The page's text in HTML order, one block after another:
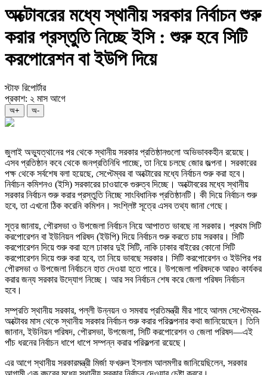
অক্টোবরের মধ্যে স্থানীয় সরকার নির্বাচন শুরু
করার প্রস্তুতি নিচ্ছে ইসি : শুরু হবে সিটি
করপোরেশন বা ইউপি দিয়ে
স্টাফ রিপোর্টার
প্রকাশ: ২ মাস আগে
অ+ অ-
জুলাই অভ্যুত্থানের পর থেকে স্থানীয় সরকার প্রতিষ্ঠানগুলো অভিভাবকহীন রয়েছে।
এসব প্রতিষ্ঠান কবে থেকে জনপ্রতিনিধি পাচ্ছে, তা নিয়ে চলছে জোর জল্পনা। সরকারের
পক্ষ থেকে সর্বশেষ বলা হয়েছে, সেপ্টেম্বর বা অক্টোরের মধ্যে নির্বাচন শুরু করা হবে।
নির্বাচন কমিশনও (ইসি) সরকারের চাওয়াকে গুরুত্ব দিচ্ছে। অক্টোবরের মধ্যে স্থানীয়
সরকার নির্বাচন শুরু করার প্রস্তুতি নিচ্ছে সাংবিধানিক প্রতিষ্ঠানটি। কী দিয়ে নির্বাচন শুরু
হবে, তা এখনো ঠিক করেনি কমিশন। সংশ্লিষ্ট সূত্রে এসব তথ্য জানা গেছে।
সূত্র জানায়, পৌরসভা ও উপজেলা নির্বাচন নিয়ে আপাতত ভাবছে না সরকার। প্রথম সিটি
করপোরেশন বা ইউনিয়ন পরিষদ (ইউপি) দিয়ে নির্বাচন শুরু করতে চায় সরকার। সিটি
করপোরেশন দিয়ে শুরু করা হলে ঢাকার দুই সিটি, নাকি ঢাকার বাইরের কোনো সিটি
করপোরেশন দিয়ে শুরু করা হবে, তা নিয়ে ভাবছে সরকার। সিটি করপোরেশন ও ইউপির পর
পৌরসভা ও উপজেলা নির্বাচনে হাত দেওয়া হতে পারে। উপজেলা পরিষদকে আরও কার্যকর
করার জন্য সরকার উদ্যোগ নিচ্ছে। আর সব নির্বাচন শেষ করে জেলা পরিষদ নির্বাচন
হবে।
সম্প্রতি স্থানীয় সরকার, পল্লী উন্নয়ন ও সমবায় প্রতিমন্ত্রী মীর শাহে আলম সেপ্টেম্বর-
অক্টোবর মাস থেকে স্থানীয় সরকার নির্বাচন শুরু করার পরিকল্পনার কথা জানিয়েছেন। তিনি
জানান, ইউনিয়ন পরিষদ, পৌরসভা, উপজেলা, সিটি করপোরেশন ও জেলা পরিষদ—এই
পাঁচ ধরনের নির্বাচন ধাপে ধাপে সম্পন্ন করার পরিকল্পনা রয়েছে।
এর আগে স্থানীয় সরকারমন্ত্রী মির্জা ফখরুল ইসলাম আলমগীর জানিয়েছিলেন, সরকার